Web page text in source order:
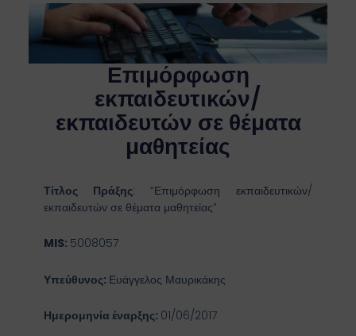
Επιμόρφωση
εκπαιδευτικών/
εκπαιδευτών σε θέματα
μαθητείας
Τίτλος Πράξης: “Επιμόρφωση εκπαιδευτικών/
εκπαιδευτών σε θέματα μαθητείας”
MIS: 5008057
Υπεύθυνος: Ευάγγελος Μαυρικάκης
Ημερομηνία έναρξης: 01/06/2017